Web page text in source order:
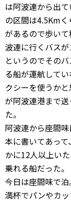
は阿波連から出
の区間は4.5Km
があるので歩い
波連に行くバス
というのでその
る船が運航して
クシーを使うか
が阿波連港まで
た。
阿波連から座間
本に書いてあっ
かに12人以上い
乗れる船だった。
今日は座間味で
満杯でパンやカ